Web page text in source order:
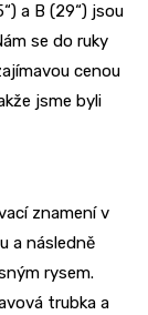
a B (29“) jsou
se do ruky
cenou
jsme byli
znamení v
a následně
rysem.
trubka a